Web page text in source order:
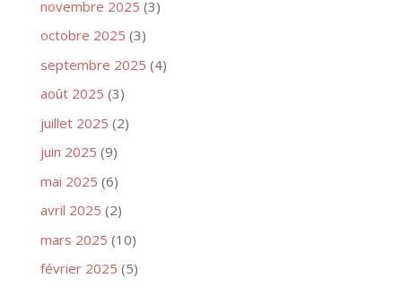
novembre 2025 (3)
octobre 2025 (3)
septembre 2025 (4)
août 2025 (3)
juillet 2025 (2)
juin 2025 (9)
mai 2025 (6)
avril 2025 (2)
mars 2025 (10)
février 2025 (5)